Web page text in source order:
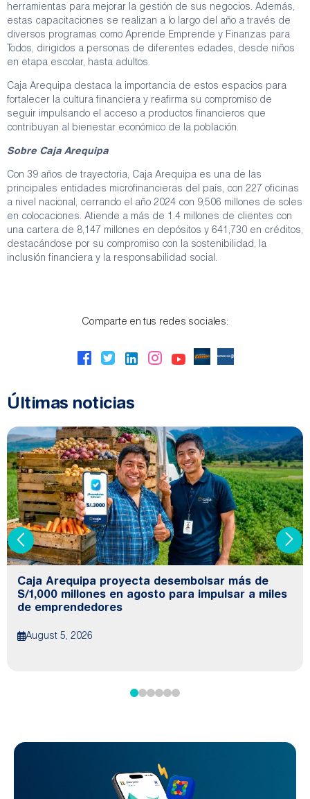
herramientas para mejorar la gestión de sus negocios. Además,
estas capacitaciones se realizan a lo largo del año a través de
diversos programas como Aprende Emprende y Finanzas para
Todos, dirigidos a personas de diferentes edades, desde niños
en etapa escolar, hasta adultos.
Caja Arequipa destaca la importancia de estos espacios para
fortalecer la cultura financiera y reafirma su compromiso de
seguir impulsando el acceso a productos financieros que
contribuyan al bienestar económico de la población.
Sobre Caja Arequipa
Con 39 años de trayectoria, Caja Arequipa es una de las
principales entidades microfinancieras del país, con 227 oficinas
a nivel nacional, cerrando el año 2024 con 9,506 millones de soles
en colocaciones. Atiende a más de 1.4 millones de clientes con
una cartera de 8,147 millones en depósitos y 641,730 en créditos,
destacándose por su compromiso con la sostenibilidad, la
inclusión financiera y la responsabilidad social.
Comparte en tus redes sociales:
Últimas noticias
Caja Arequipa proyecta desembolsar más de
S/1,000 millones en agosto para impulsar a miles
de emprendedores
August 5, 2026